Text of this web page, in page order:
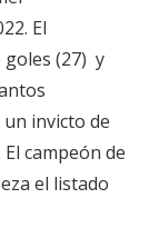
El
goles (27) y
invicto de
campeón de
el listado